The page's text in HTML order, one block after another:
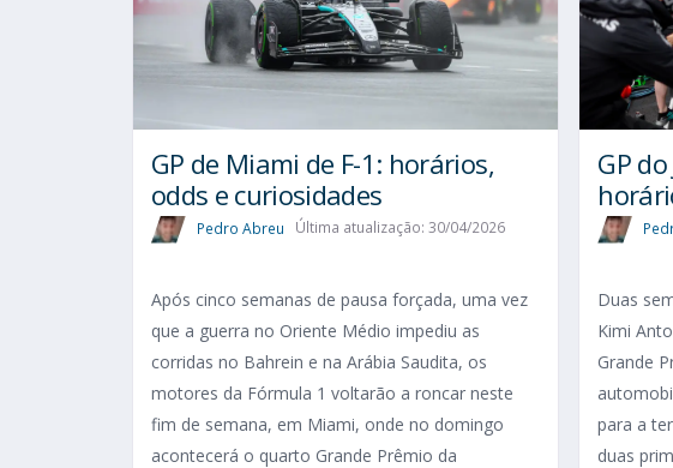
GP de Miami de F-1: horários,
odds e curiosidades
Pedro Abreu Última atualização: 30/04/2026
Após cinco semanas de pausa forçada, uma vez
que a guerra no Oriente Médio impediu as
corridas no Bahrein e na Arábia Saudita, os
motores da Fórmula 1 voltarão a roncar neste
fim de semana, em Miami, onde no domingo
acontecerá o quarto Grande Prêmio da
GP
Duas
Kimi
Grande
para a
duas